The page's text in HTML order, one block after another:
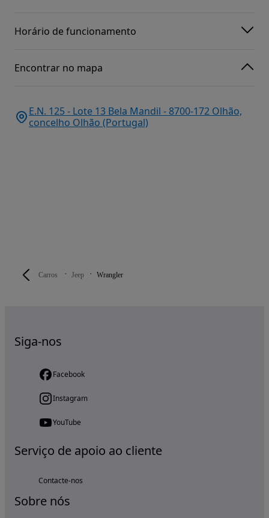
Carros Jeep Wrangler
Horário de funcionamento
Encontrar no mapa
E.N. 125 - Lote 13 Bela Mandil - 8700-172 Olhão,
concelho Olhão (Portugal)
Siga-nos
Facebook
Instagram
YouTube
Serviço de apoio ao cliente
Contacte-nos
Sobre nós